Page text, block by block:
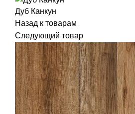
Дуб Канкун
Назад к товарам
Следующий товар